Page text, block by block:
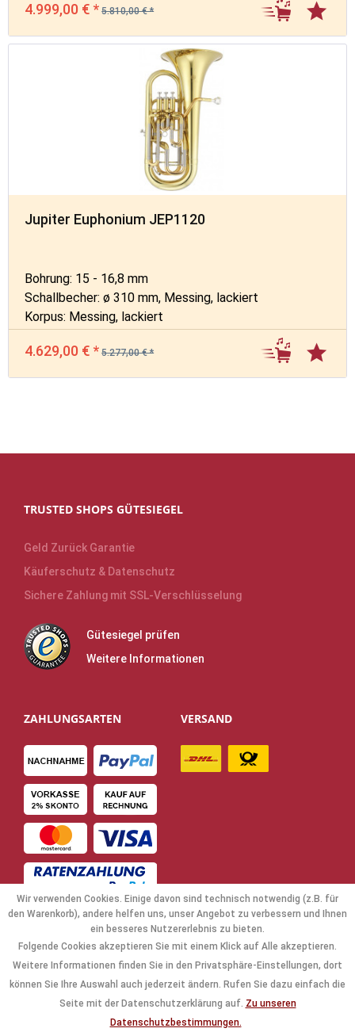
4.999,00 € * 5.810,00 € *
Jupiter Euphonium JEP1120
Bohrung: 15 - 16,8 mm
Schallbecher: ø 310 mm, Messing, lackiert
Korpus: Messing, lackiert
4.629,00 € * 5.277,00 € *
TRUSTED SHOPS GÜTESIEGEL
Geld Zurück Garantie
Käuferschutz & Datenschutz
Sichere Zahlung mit SSL-Verschlüsselung
Gütesiegel prüfen
Weitere Informationen
ZAHLUNGSARTEN VERSAND
NAVIGATION
Wir verwenden Cookies. Einige davon sind technisch notwendig (z.B. für
den Warenkorb), andere helfen uns, unser Angebot zu verbessern und Ihnen
ein besseres Nutzererlebnis zu bieten.
Folgende Cookies akzeptieren Sie mit einem Klick auf Alle akzeptieren.
Weitere Informationen finden Sie in den Privatsphäre-Einstellungen, dort
können Sie Ihre Auswahl auch jederzeit ändern. Rufen Sie dazu einfach die
Seite mit der Datenschutzerklärung auf. Zu unseren
Datenschutzbestimmungen.